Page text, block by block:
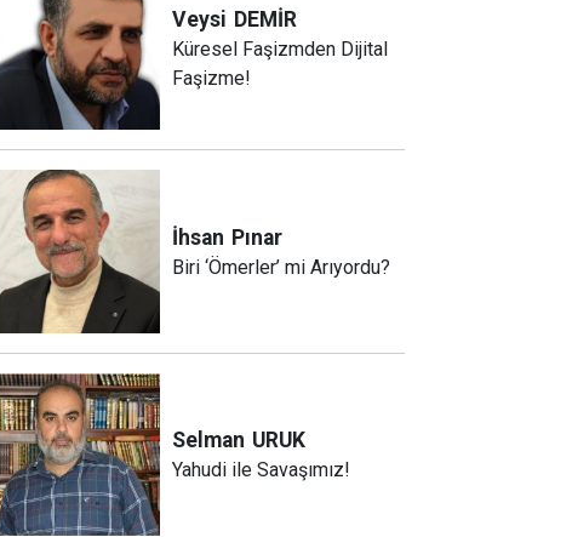
Veysi DEMİR
Küresel Faşizmden Dijital
Faşizme!
İhsan Pınar
Biri ‘Ömerler’ mi Arıyordu?
Selman URUK
Yahudi ile Savaşımız!